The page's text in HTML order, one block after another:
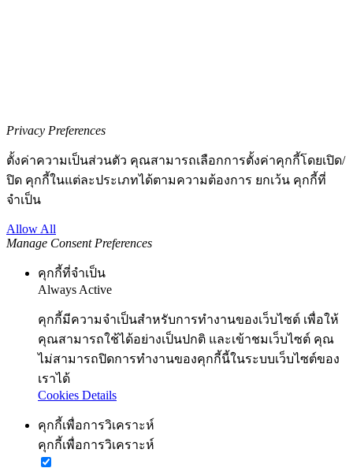
Privacy Preferences
ตั้งค่าความเป็นส่วนตัว คุณสามารถเลือกการตั้งค่าคุกกี้โดยเปิด/
ปิด คุกกี้ในแต่ละประเภทได้ตามความต้องการ ยกเว้น คุกกี้ที่
จำเป็น
Allow All
Manage Consent Preferences
คุกกี้ที่จำเป็น
Always Active
คุกกี้มีความจำเป็นสำหรับการทำงานของเว็บไซต์ เพื่อให้
คุณสามารถใช้ได้อย่างเป็นปกติ และเข้าชมเว็บไซต์ คุณ
ไม่สามารถปิดการทำงานของคุกกี้นี้ในระบบเว็บไซต์ของ
เราได้
Cookies Details
คุกกี้เพื่อการวิเคราะห์
คุกกี้เพื่อการวิเคราะห์